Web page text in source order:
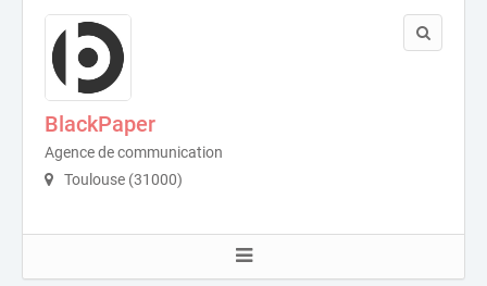
BlackPaper
Agence de communication
Toulouse (31000)